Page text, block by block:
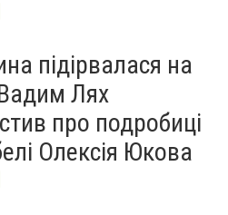
підірвалася на
Вадим Лях
про подробиці
Олексія Юкова